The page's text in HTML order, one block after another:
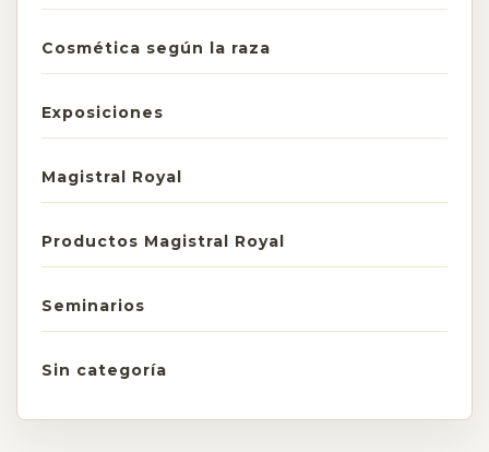
Cosmética según la raza
Exposiciones
Magistral Royal
Productos Magistral Royal
Seminarios
Sin categoría